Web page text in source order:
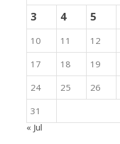
3 4 5
10
11 12
17
18 19
24
25 26
31
« Jul